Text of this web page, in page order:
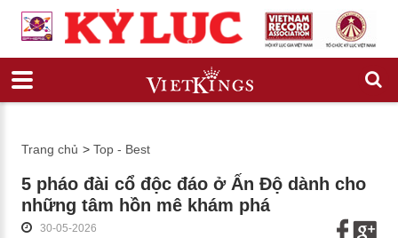
Trang chủ > Top - Best
5 pháo đài cổ độc đáo ở Ấn Độ dành cho
những tâm hồn mê khám phá
30-05-2026